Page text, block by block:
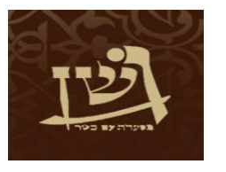
גשן
מחפשים מסעדה
מסעדה לבריתה
- מסעדת בשרים
אינטימית לאירועי